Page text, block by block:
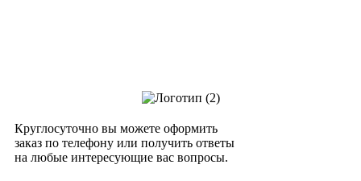
Круглосуточно вы можете оформить
заказ по телефону или получить ответы
на любые интересующие вас вопросы.